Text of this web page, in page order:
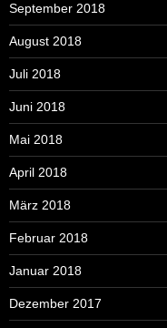
September 2018
August 2018
Juli 2018
Juni 2018
Mai 2018
April 2018
März 2018
Februar 2018
Januar 2018
Dezember 2017